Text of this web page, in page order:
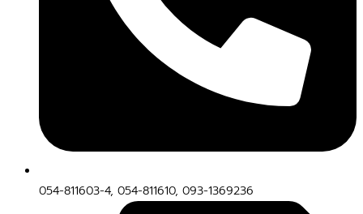
054-811603-4, 054-811610, 093-1369236